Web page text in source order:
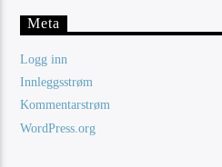
Meta
Logg inn
Innleggsstrøm
Kommentarstrøm
WordPress.org